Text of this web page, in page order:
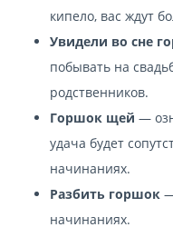
кипело, вас ждут
Увидели во сне
побывать на
родственников.
Горшок щей —
удача будет
начинаниях.
Разбить горшок
начинаниях.